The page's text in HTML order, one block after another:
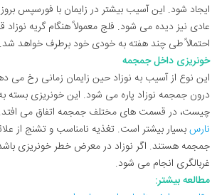
ایجاد شود. این آسیب بیشتر در زایمان با فورسپس بروز
عادی نیز دیده می شود. فلج معمولاً هنگام گریه
احتمالاً طی چند هفته به خودی خود برطرف خواهد شد.
خونریزی داخل جمجمه
این نوع از آسیب به نوزاد حین زایمان زمانی رخ
درون جمجمه نوزاد پاره می شود. این خونریزی بسته به
چیست، در قسمت های مختلف جمجمه اتفاق می
نارسبسیار بیشتر است. تغذیه نامناسب و تشنج از
جمجمه هستند. اگر نوزاد در معرض خطر خونریزی
غربالگری انجام می شود.
مطالعه بیشتر: